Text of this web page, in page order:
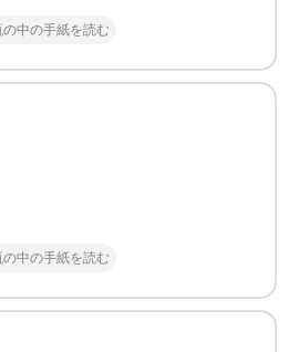
の中の手紙を読む
の中の手紙を読む